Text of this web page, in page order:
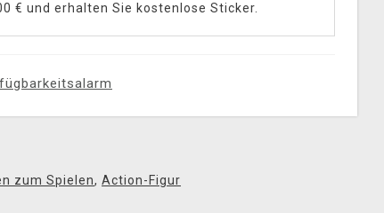
€ und erhalten Sie kostenlose Sticker.
zum Spielen, Action-Figur